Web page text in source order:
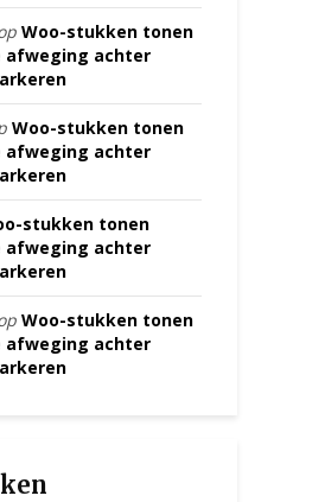
Woo-stukken tonen
afweging achter
Woo-stukken tonen
afweging achter
stukken tonen
afweging achter
Woo-stukken tonen
afweging achter